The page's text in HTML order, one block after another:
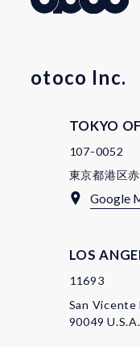
otoco Inc.
TOKYO
107-0052
東京都港区
Google
LOS
11693
San Vicente
90049 U.S.A.